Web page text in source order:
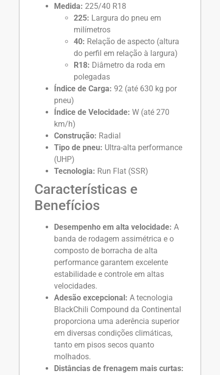
Medida: 225/40 R18
225: Largura do pneu em
milímetros
40: Relação de aspecto (altura
do perfil em relação à largura)
R18: Diâmetro da roda em
polegadas
Índice de Carga: 92 (até 630 kg por
pneu)
Índice de Velocidade: W (até 270
km/h)
Construção: Radial
Tipo de pneu: Ultra-alta performance
(UHP)
Tecnologia: Run Flat (SSR)
Características e
Benefícios
Desempenho em alta velocidade: A
banda de rodagem assimétrica e o
composto de borracha de alta
performance garantem excelente
estabilidade e controle em altas
velocidades.
Adesão excepcional: A tecnologia
BlackChili Compound da Continental
proporciona uma aderência superior
em diversas condições climáticas,
tanto em pisos secos quanto
molhados.
Distâncias de frenagem mais curtas: